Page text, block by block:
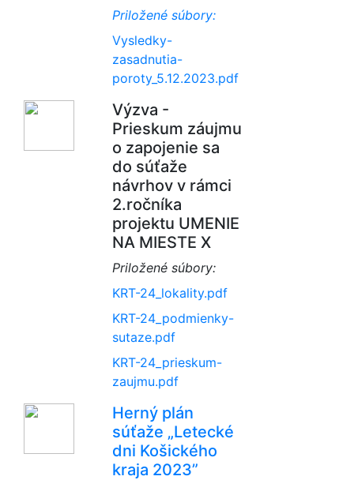
Priložené súbory:
Vysledky-
zasadnutia-
poroty_5.12.2023.pdf
Výzva -
Prieskum záujmu
o zapojenie sa
do súťaže
návrhov v rámci
2.ročníka
projektu UMENIE
NA MIESTE X
Priložené súbory:
KRT-24_lokality.pdf
KRT-24_podmienky-
sutaze.pdf
KRT-24_prieskum-
zaujmu.pdf
Herný plán
súťaže „Letecké
dni Košického
kraja 2023”